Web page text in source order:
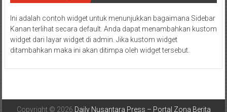
Ini adalah contoh widget untuk menunjukkan bagaimana Sidebar
Kanan terlihat secara default. Anda dapat menambahkan kustom
widget dari layar widget di admin. Jika kustom widget
ditambahkan maka ini akan ditimpa oleh widget tersebut.
Copyright © 2026 Daily Nusantara Press – Portal Zona Berita